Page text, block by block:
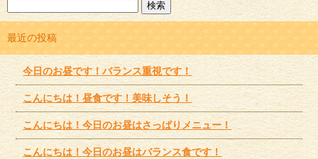
最近の投稿
今日のお昼です！バランス重視です！
こんにちは！昼食です！美味しそう！
こんにちは！今日のお昼はさっぱりメニュー！
こんにちは！今日のお昼はバランス食です！